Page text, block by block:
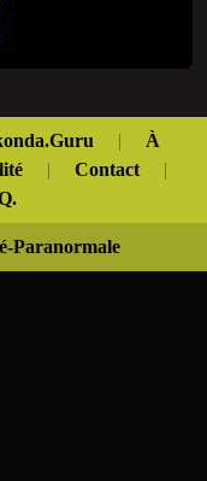
|
À
| Contact
|
Paranormale